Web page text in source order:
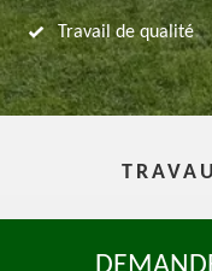
Travail de qualité